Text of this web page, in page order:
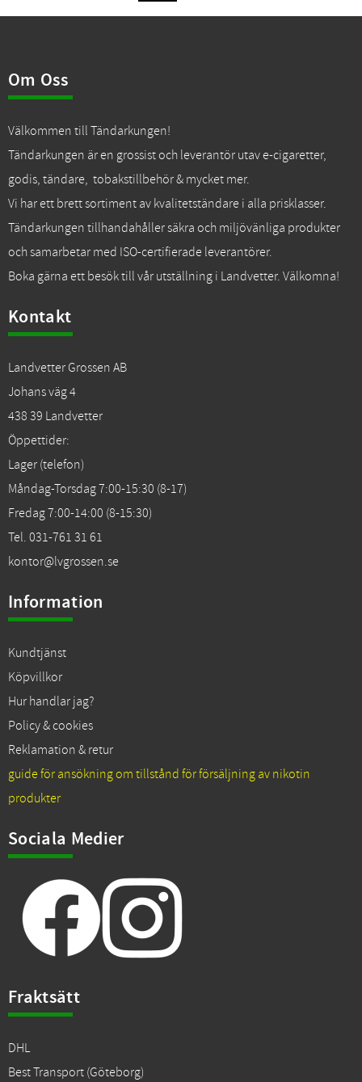
Om Oss
Välkommen till Tändarkungen!
Tändarkungen är en grossist och leverantör utav e-cigaretter,
godis, tändare, tobakstillbehör & mycket mer.
Vi har ett brett sortiment av kvalitetständare i alla prisklasser.
Tändarkungen tillhandahåller säkra och miljövänliga produkter
och samarbetar med ISO-certifierade leverantörer.
Boka gärna ett besök till vår utställning i Landvetter. Välkomna!
Kontakt
Landvetter Grossen AB
Johans väg 4
438 39 Landvetter
Öppettider:
Lager (telefon)
Måndag-Torsdag 7:00-15:30 (8-17)
Fredag 7:00-14:00 (8-15:30)
Tel. 031-761 31 61
kontor@lvgrossen.se
Information
Kundtjänst
Köpvillkor
Hur handlar jag?
Policy & cookies
Reklamation & retur
guide för ansökning om tillstånd för försäljning av nikotin
produkter
Sociala Medier
Fraktsätt
DHL
Best Transport (Göteborg)